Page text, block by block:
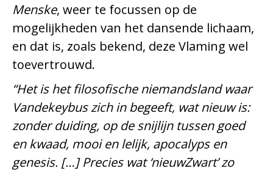
Menske, weer te focussen op de
mogelijkheden van het dansende lichaam,
en dat is, zoals bekend, deze Vlaming wel
toevertrouwd.
“Het is het filosofische niemandsland waar
Vandekeybus zich in begeeft, wat nieuw is:
zonder duiding, op de snijlijn tussen goed
en kwaad, mooi en lelijk, apocalyps en
genesis. […] Precies wat ‘nieuwZwart’ zo